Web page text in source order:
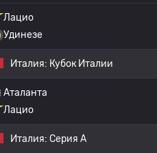
Лацио
Удинезе
Италия: Кубок Италии
Аталанта
Лацио
Италия: Серия А